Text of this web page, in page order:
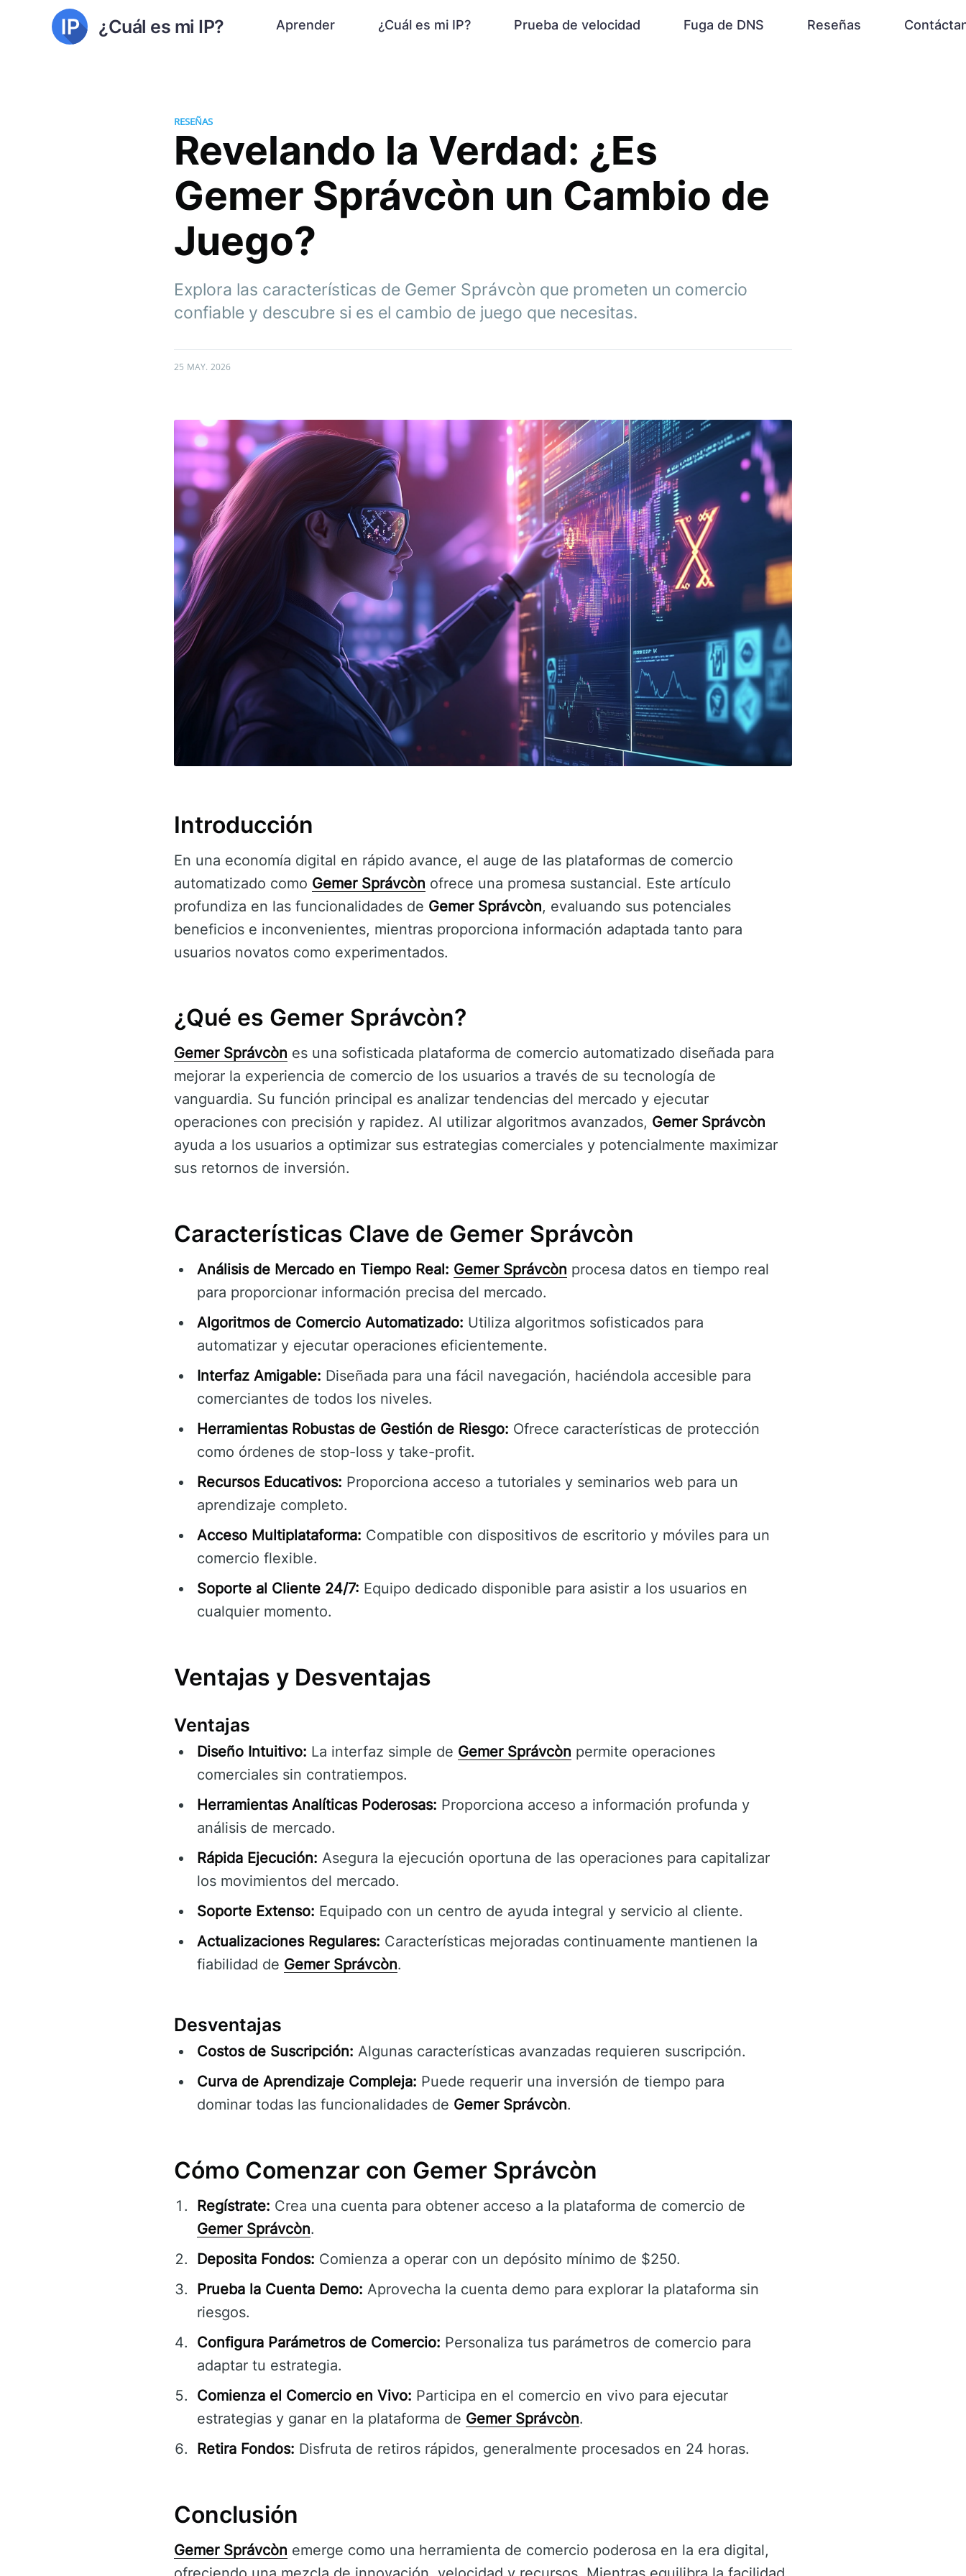
¿Cuál es mi IP? Aprender ¿Cuál es mi IP? Prueba de velocidad Fuga de DNS Reseñas
RESEÑAS
Revelando la Verdad: ¿Es
Gemer Správcòn un Cambio de
Juego?
Explora las características de Gemer Správcòn que prometen un comercio
confiable y descubre si es el cambio de juego que necesitas.
25 MAY. 2026
Introducción
En una economía digital en rápido avance, el auge de las plataformas de comercio
automatizado como Gemer Správcòn ofrece una promesa sustancial. Este artículo
profundiza en las funcionalidades de Gemer Správcòn, evaluando sus potenciales
beneficios e inconvenientes, mientras proporciona información adaptada tanto para
usuarios novatos como experimentados.
¿Qué es Gemer Správcòn?
Gemer Správcòn es una sofisticada plataforma de comercio automatizado diseñada para
mejorar la experiencia de comercio de los usuarios a través de su tecnología de
vanguardia. Su función principal es analizar tendencias del mercado y ejecutar
operaciones con precisión y rapidez. Al utilizar algoritmos avanzados, Gemer Správcòn
ayuda a los usuarios a optimizar sus estrategias comerciales y potencialmente maximizar
sus retornos de inversión.
Características Clave de Gemer Správcòn
Análisis de Mercado en Tiempo Real: Gemer Správcòn procesa datos en tiempo real
para proporcionar información precisa del mercado.
Algoritmos de Comercio Automatizado: Utiliza algoritmos sofisticados para
automatizar y ejecutar operaciones eficientemente.
Interfaz Amigable: Diseñada para una fácil navegación, haciéndola accesible para
comerciantes de todos los niveles.
Herramientas Robustas de Gestión de Riesgo: Ofrece características de protección
como órdenes de stop-loss y take-profit.
Recursos Educativos: Proporciona acceso a tutoriales y seminarios web para un
aprendizaje completo.
Acceso Multiplataforma: Compatible con dispositivos de escritorio y móviles para un
comercio flexible.
Soporte al Cliente 24/7: Equipo dedicado disponible para asistir a los usuarios en
cualquier momento.
Ventajas y Desventajas
Ventajas
Diseño Intuitivo: La interfaz simple de Gemer Správcòn permite operaciones
comerciales sin contratiempos.
Herramientas Analíticas Poderosas: Proporciona acceso a información profunda y
análisis de mercado.
Rápida Ejecución: Asegura la ejecución oportuna de las operaciones para capitalizar
los movimientos del mercado.
Soporte Extenso: Equipado con un centro de ayuda integral y servicio al cliente.
Actualizaciones Regulares: Características mejoradas continuamente mantienen la
fiabilidad de Gemer Správcòn.
Desventajas
Costos de Suscripción: Algunas características avanzadas requieren suscripción.
Curva de Aprendizaje Compleja: Puede requerir una inversión de tiempo para
dominar todas las funcionalidades de Gemer Správcòn.
Cómo Comenzar con Gemer Správcòn
Regístrate: Crea una cuenta para obtener acceso a la plataforma de comercio de
Gemer Správcòn.
Deposita Fondos: Comienza a operar con un depósito mínimo de $250.
Prueba la Cuenta Demo: Aprovecha la cuenta demo para explorar la plataforma sin
riesgos.
Configura Parámetros de Comercio: Personaliza tus parámetros de comercio para
adaptar tu estrategia.
Comienza el Comercio en Vivo: Participa en el comercio en vivo para ejecutar
estrategias y ganar en la plataforma de Gemer Správcòn.
Retira Fondos: Disfruta de retiros rápidos, generalmente procesados en 24 horas.
Conclusión
Gemer Správcòn emerge como una herramienta de comercio poderosa en la era digital,